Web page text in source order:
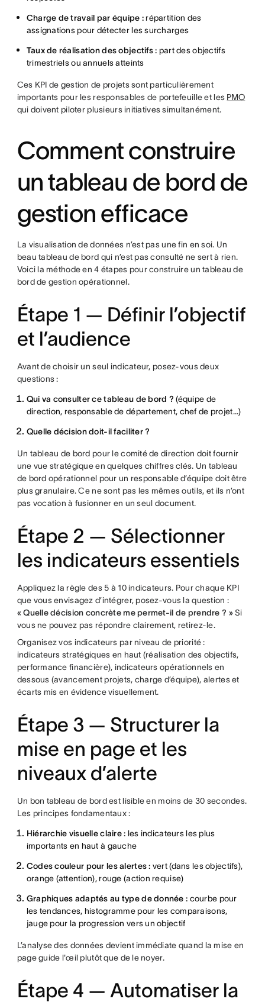
Charge de travail par équipe :répartition des
assignations pour détecter les surcharges
Taux de réalisation des objectifs : part des objectifs
trimestriels ou annuels atteints
Ces KPI de gestion de projets sont particulièrement
importants pour les responsables de portefeuille et les PMO
qui doivent piloter plusieurs initiatives simultanément.
Comment construire
un tableau de bord de
gestion efficace
La visualisation de données n’est pas une fin en soi. Un
beau tableau de bord qui n’est pas consulté ne sert à rien.
Voici la méthode en 4 étapes pour construire un tableau de
bord de gestion opérationnel.
Étape 1 — Définir l’objectif
et l’audience
Avant de choisir un seul indicateur, posez-vous deux
questions :
Qui va consulter ce tableau de bord ?(équipe de
direction, responsable de département, chef de projet...)
Quelle décision doit-il faciliter ?
Un tableau de bord pour le comité de direction doit fournir
une vue stratégique en quelques chiffres clés. Un tableau
de bord opérationnel pour un responsable d’équipe doit être
plus granulaire. Ce ne sont pas les mêmes outils, et ils n’ont
pas vocation à fusionner en un seul document.
Étape 2 — Sélectionner
les indicateurs essentiels
Appliquez la règle des 5 à 10 indicateurs. Pour chaque KPI
que vous envisagez d’intégrer, posez-vous la question :
« Quelle décision concrète me permet-il de prendre ? »Si
vous ne pouvez pas répondre clairement, retirez-le.
Organisez vos indicateurs par niveau de priorité :
indicateurs stratégiques en haut (réalisation des objectifs,
performance financière), indicateurs opérationnels en
dessous (avancement projets, charge d’équipe), alertes et
écarts mis en évidence visuellement.
Étape 3 — Structurer la
mise en page et les
niveaux d’alerte
Un bon tableau de bord est lisible en moins de 30 secondes.
Les principes fondamentaux :
Hiérarchie visuelle claire : les indicateurs les plus
importants en haut à gauche
Codes couleur pour les alertes : vert (dans les objectifs),
orange (attention), rouge (action requise)
Graphiques adaptés au type de donnée : courbe pour
les tendances, histogramme pour les comparaisons,
jauge pour la progression vers un objectif
L’analyse des données devient immédiate quand la mise en
page guide l'œil plutôt que de le noyer.
Étape 4 — Automatiser la